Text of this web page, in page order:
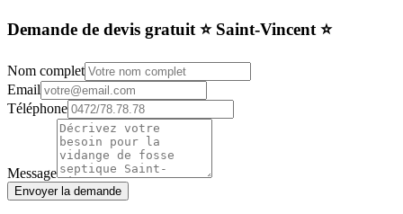
Demande de devis gratuit ⭐️ Saint-Vincent ⭐️
Nom complet
Email
Téléphone
Message
Envoyer la demande